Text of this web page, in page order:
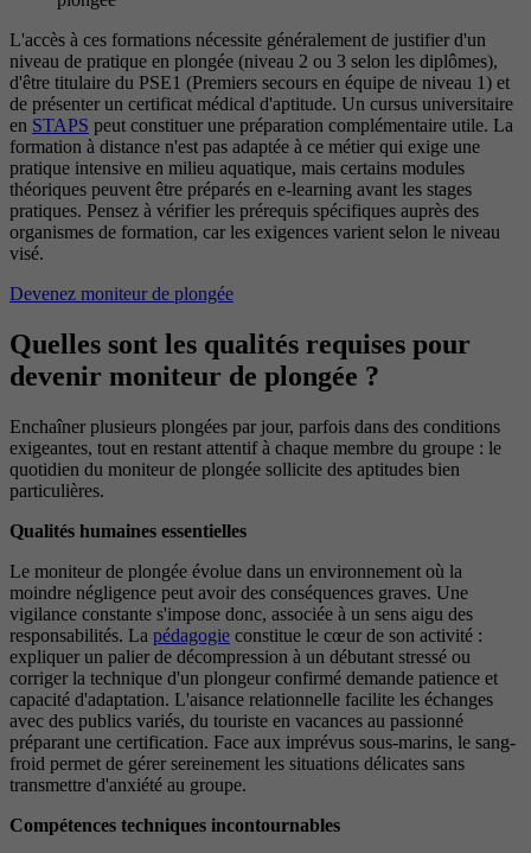
L'accès à ces formations nécessite généralement de justifier d'un
niveau de pratique en plongée (niveau 2 ou 3 selon les diplômes),
d'être titulaire du PSE1 (Premiers secours en équipe de niveau 1) et
de présenter un certificat médical d'aptitude. Un cursus universitaire
en STAPS peut constituer une préparation complémentaire utile. La
formation à distance n'est pas adaptée à ce métier qui exige une
pratique intensive en milieu aquatique, mais certains modules
théoriques peuvent être préparés en e-learning avant les stages
pratiques. Pensez à vérifier les prérequis spécifiques auprès des
organismes de formation, car les exigences varient selon le niveau
visé.
Devenez moniteur de plongée
Quelles sont les qualités requises pour
devenir moniteur de plongée ?
Enchaîner plusieurs plongées par jour, parfois dans des conditions
exigeantes, tout en restant attentif à chaque membre du groupe : le
quotidien du moniteur de plongée sollicite des aptitudes bien
particulières.
Qualités humaines essentielles
Le moniteur de plongée évolue dans un environnement où la
moindre négligence peut avoir des conséquences graves. Une
vigilance constante s'impose donc, associée à un sens aigu des
responsabilités. La pédagogie constitue le cœur de son activité :
expliquer un palier de décompression à un débutant stressé ou
corriger la technique d'un plongeur confirmé demande patience et
capacité d'adaptation. L'aisance relationnelle facilite les échanges
avec des publics variés, du touriste en vacances au passionné
préparant une certification. Face aux imprévus sous-marins, le sang-
froid permet de gérer sereinement les situations délicates sans
transmettre d'anxiété au groupe.
Compétences techniques incontournables